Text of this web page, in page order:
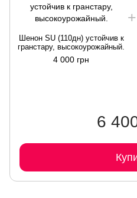
Шенон SU (110дн) устойчив к
гранстару, высокоурожайный.
4 000 грн
6